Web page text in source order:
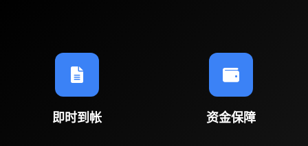
即时到帐 资金保障